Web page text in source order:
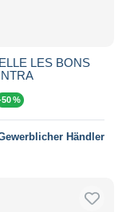
LES BONS
50 %
Händler